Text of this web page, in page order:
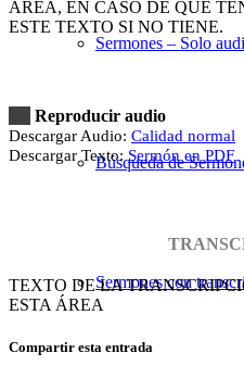
Sermones – Solo
Búsqueda de
Sermones con
ÁREA, EN CASO DE QUE
ESTE TEXTO SI NO TIENE.
Reproducir audio
Descargar Audio: Calidad normal
Descargar Texto: Sermón en PDF
TEXTO DE LA
ESTA ÁREA
Compartir esta entrada